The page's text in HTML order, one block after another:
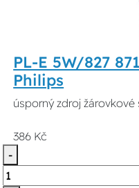
PL-E 5W/827
Philips
úsporný zdroj
386 Kč
-